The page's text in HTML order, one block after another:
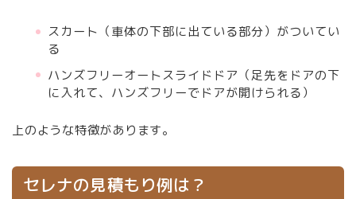
スカート（車体の下部に出ている部分）がついてい
る
ハンズフリーオートスライドドア（足先をドアの下
に入れて、ハンズフリーでドアが開けられる）
上のような特徴があります。
セレナの見積もり例は？